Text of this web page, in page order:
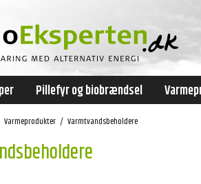
Pillefyr og biobrændsel
Varmeprodukter / Varmtvandsbeholdere